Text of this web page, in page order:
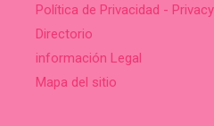
Política de Privacidad -
Directorio
información Legal
Mapa del sitio